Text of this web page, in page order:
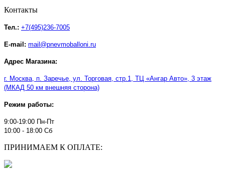
Контакты
Тел.: +7(495)236-7005
E-mail: mail@pnevmoballoni.ru
Адрес Магазина:
г. Москва, п. Заречье, ул. Торговая, стр.1, ТЦ «Ангар Авто» , 3 этаж
(МКАД 50 км внешняя сторона)
Режим работы:
9:00-19:00 Пн-Пт
10:00 - 18:00 Сб
ПРИНИМАЕМ К ОПЛАТЕ: